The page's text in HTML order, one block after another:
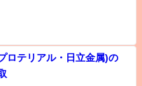
ロテリアル・日立金属)の